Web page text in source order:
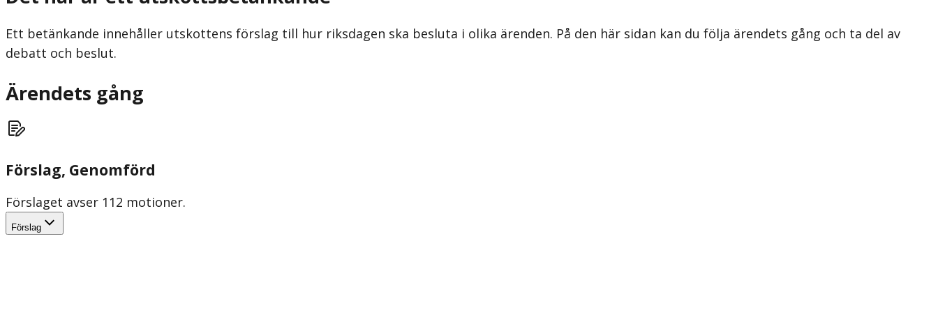
Ett betänkande innehåller utskottens förslag till hur riksdagen ska besluta i olika ärenden. På den här sidan kan du följa ärendets gång och ta del av
debatt och beslut.
Ärendets gång
Förslag, Genomförd
Förslaget avser 112 motioner.
Förslag